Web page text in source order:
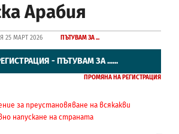
Арабия
25 МАРТ 2026 ПЪТУВАМ ЗА ...
- ПЪТУВАМ ЗА ......
ПРОМЯНА НА РЕГИСТРАЦИЯ
за преустановяване на всякакви
напускане на страната